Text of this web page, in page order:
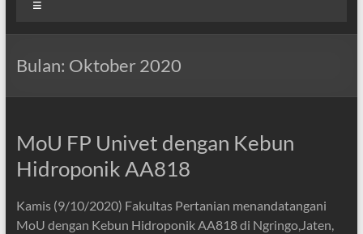
Bulan: Oktober 2020
MoU FP Univet dengan Kebun
Hidroponik AA818
Kamis (9/10/2020) Fakultas Pertanian menandatangani
MoU dengan Kebun Hidroponik AA818 di Ngringo,Jaten,